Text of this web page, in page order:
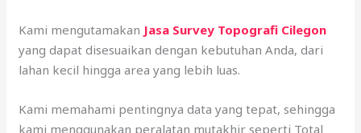
Kami mengutamakan Jasa Survey Topografi Cilegon
yang dapat disesuaikan dengan kebutuhan Anda, dari
lahan kecil hingga area yang lebih luas.
Kami memahami pentingnya data yang tepat, sehingga
kami menggunakan peralatan mutakhir seperti Total